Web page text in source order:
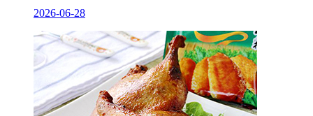
2026-06-28